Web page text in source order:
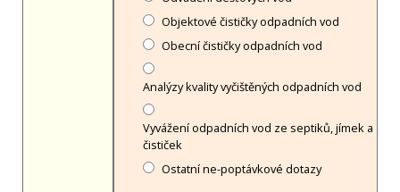
Objektové čističky odpadních vod
Obecní čističky odpadních vod
Analýzy kvality vyčištěných odpadních vod
Vyvážení odpadních vod ze septiků, jímek a
čističek
Ostatní ne-poptávkové dotazy